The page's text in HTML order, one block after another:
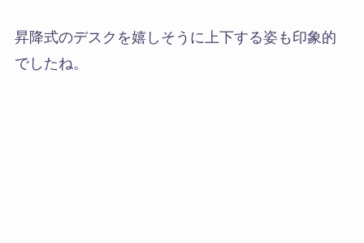
昇降式のデスクを嬉しそうに上下する姿も印象的
でしたね。